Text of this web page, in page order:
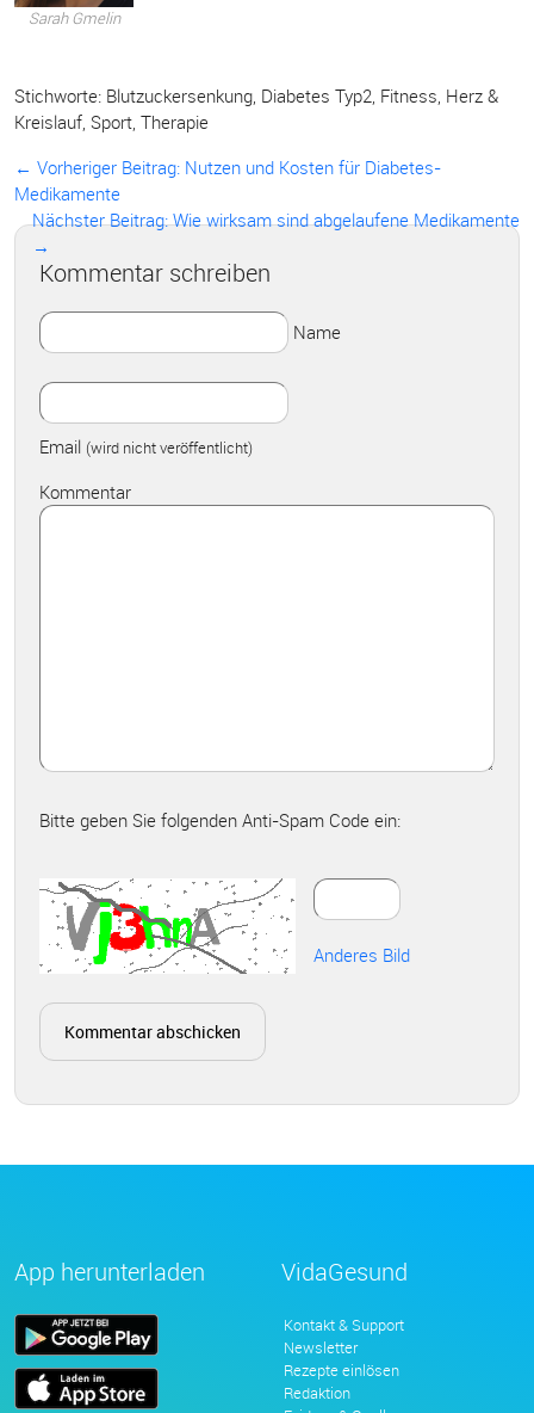
Sarah Gmelin
Stichworte: Blutzuckersenkung, Diabetes Typ2, Fitness, Herz &
Kreislauf, Sport, Therapie
← Vorheriger Beitrag: Nutzen und Kosten für Diabetes-
Medikamente
Nächster Beitrag: Wie wirksam sind abgelaufene Medikamente
→
Kommentar schreiben
Name
Email (wird nicht veröffentlicht)
Kommentar
Bitte geben Sie folgenden Anti-Spam Code ein:
Anderes Bild
App herunterladen VidaGesund
Kontakt & Support
Newsletter
Rezepte einlösen
Redaktion